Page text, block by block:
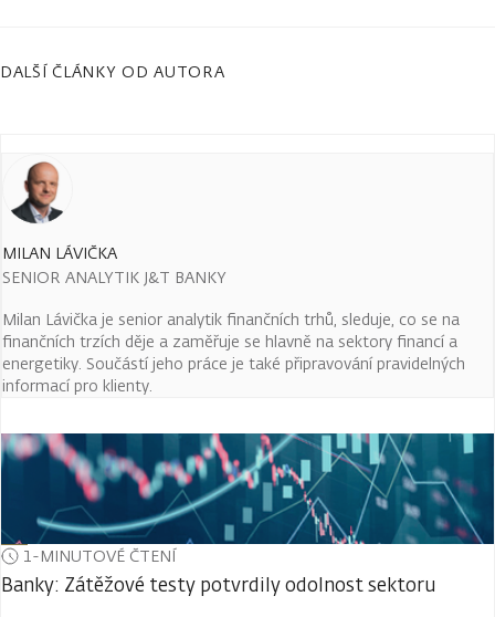
DALŠÍ ČLÁNKY OD AUTORA
MILAN LÁVIČKA
SENIOR ANALYTIK J&T BANKY
Milan Lávička je senior analytik finančních trhů, sleduje, co se na
finančních trzích děje a zaměřuje se hlavně na sektory financí a
energetiky. Součástí jeho práce je také připravování pravidelných
informací pro klienty.
1-MINUTOVÉ ČTENÍ
Banky: Zátěžové testy potvrdily odolnost sektoru